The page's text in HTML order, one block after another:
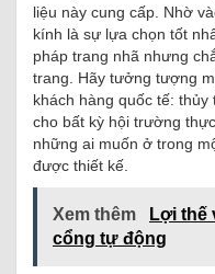
liệu này cung cấp. Nhờ
kính là sự lựa chọn tốt
pháp trang nhã nhưng
trang. Hãy tưởng tượng
khách hàng quốc tế:
cho bất kỳ hội trường
những ai muốn ở trong
được thiết kế.
Xem thêm
Lợi thế
cổng tự động